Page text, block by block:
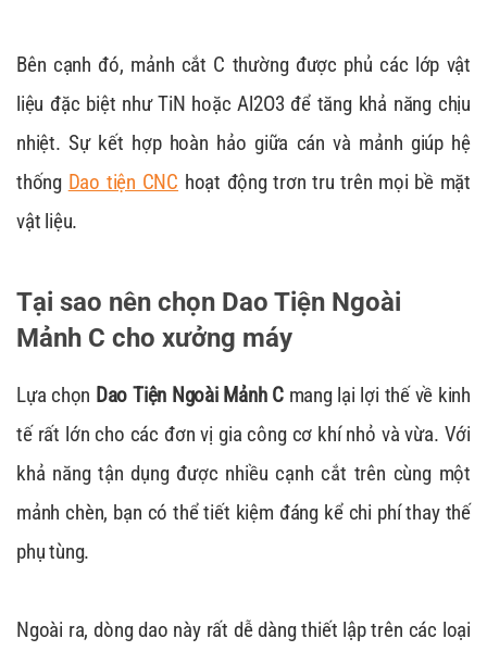
Bên cạnh đó, mảnh cắt C thường được phủ các lớp vật
liệu đặc biệt như TiN hoặc Al2O3 để tăng khả năng chịu
nhiệt. Sự kết hợp hoàn hảo giữa cán và mảnh giúp hệ
thống Dao tiện CNC hoạt động trơn tru trên mọi bề mặt
vật liệu.
Tại sao nên chọn Dao Tiện Ngoài
Mảnh C cho xưởng máy
Lựa chọn Dao Tiện Ngoài Mảnh C mang lại lợi thế về kinh
tế rất lớn cho các đơn vị gia công cơ khí nhỏ và vừa. Với
khả năng tận dụng được nhiều cạnh cắt trên cùng một
mảnh chèn, bạn có thể tiết kiệm đáng kể chi phí thay thế
phụ tùng.
Ngoài ra, dòng dao này rất dễ dàng thiết lập trên các loại